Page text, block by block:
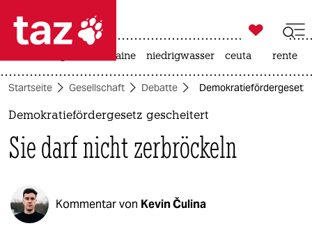
 taz zahl ich
taz zahl ich
politik
öko
gesellschaft

taz zahl ich
krieg in der ukraine niedrigwasser ceuta rente
Startseite Gesellschaft Debatte Demokratiefördergesetz
Demokratiefördergesetz gescheitert
Sie darf nicht zerbröckeln
Kommentar von Kevin Čulina